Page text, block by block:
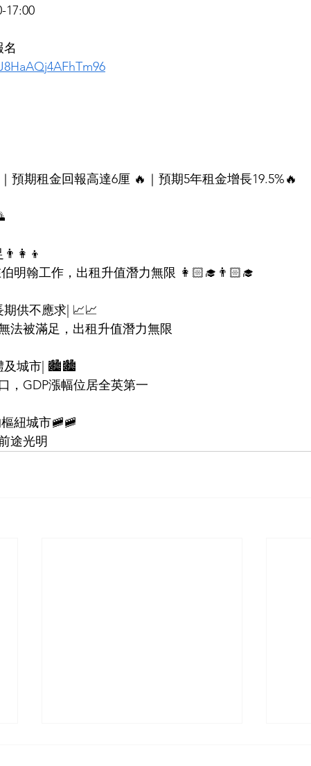
17:00
名
預期租金回報高達6厘 🔥｜預期5年租金增長19.5%🔥
👨‍👩‍👦
明翰工作，出租升值潛力無限 👩🏻‍🎓👨🏻‍🎓
期供不應求| 📈📈
法被滿足，出租升值潛力無限
體及城市| 🏙️🏙️
，GDP漲幅位居全英第一
樞紐城市🚞🚞
途光明